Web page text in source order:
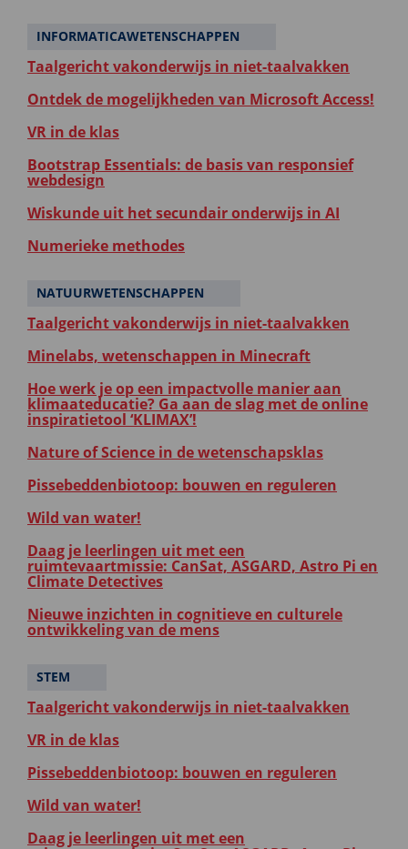
INFORMATICAWETENSCHAPPEN
Taalgericht vakonderwijs in niet-taalvakken
Ontdek de mogelijkheden van Microsoft Access!
VR in de klas
Bootstrap Essentials: de basis van responsief
webdesign
Wiskunde uit het secundair onderwijs in AI
Numerieke methodes
NATUURWETENSCHAPPEN
Taalgericht vakonderwijs in niet-taalvakken
Minelabs, wetenschappen in Minecraft
Hoe werk je op een impactvolle manier aan
klimaateducatie? Ga aan de slag met de online
inspiratietool ‘KLIMAX’!
Nature of Science in de wetenschapsklas
Pissebeddenbiotoop: bouwen en reguleren
Wild van water!
Daag je leerlingen uit met een
ruimtevaartmissie: CanSat, ASGARD, Astro Pi en
Climate Detectives
Nieuwe inzichten in cognitieve en culturele
ontwikkeling van de mens
STEM
Taalgericht vakonderwijs in niet-taalvakken
VR in de klas
Pissebeddenbiotoop: bouwen en reguleren
Wild van water!
Daag je leerlingen uit met een